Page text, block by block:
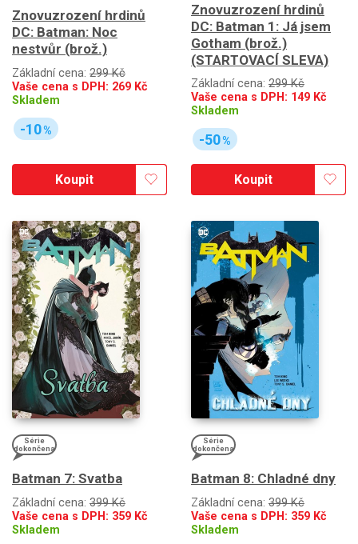
Znovuzrození hrdinů
DC: Batman: Noc
nestvůr (brož.)
Základní cena: 299 Kč
Vaše cena s DPH: 269 Kč
Skladem
-10%
Koupit
Znovuzrození hrdinů
DC: Batman 1: Já jsem
Gotham (brož.)
(STARTOVACÍ SLEVA)
Základní cena: 299 Kč
Vaše cena s DPH: 149 Kč
Skladem
-50%
Koupit
Série
dokončena
Batman 7: Svatba
Základní cena: 399 Kč
Vaše cena s DPH: 359 Kč
Skladem
Série
dokončena
Batman 8: Chladné dny
Základní cena: 399 Kč
Vaše cena s DPH: 359 Kč
Skladem